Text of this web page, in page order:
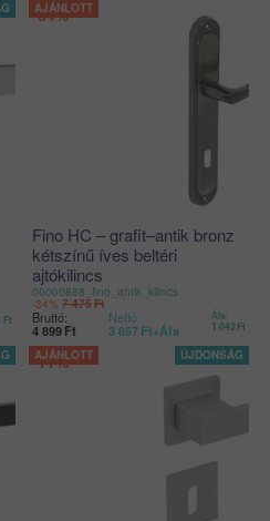
Ft
-34%
Fino HC – grafit–antik bronz
kétszínű íves beltéri
ajtókilincs
00000888_fino_antik_kilincs
-34% 7 475Ft
Bruttó:
4 899 Ft
Nettó:
3 857 Ft+Áfa
Áfa:
1 042Ft
-11%